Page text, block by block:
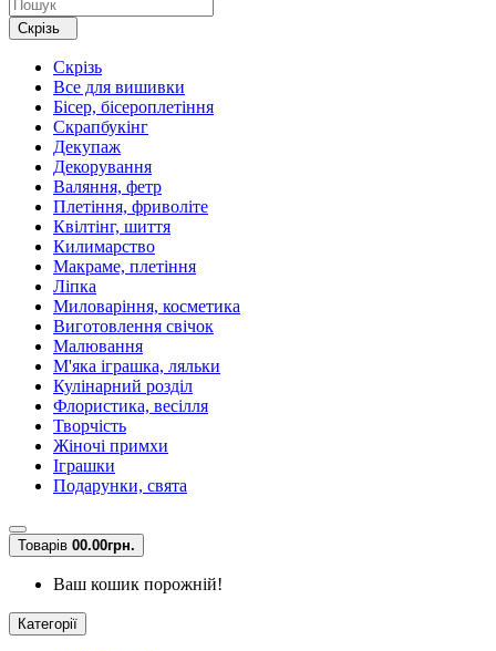
Скрізь
Скрізь
Все для вишивки
Бісер, бісероплетіння
Скрапбукінг
Декупаж
Декорування
Валяння, фетр
Плетіння, фриволіте
Квілтінг, шиття
Килимарство
Макраме, плетіння
Ліпка
Миловаріння, косметика
Виготовлення свічок
Малювання
М'яка іграшка, ляльки
Кулінарний розділ
Флористика, весілля
Творчість
Жіночі примхи
Іграшки
Подарунки, свята
Товарів 00.00грн.
Ваш кошик порожній!
Категорії